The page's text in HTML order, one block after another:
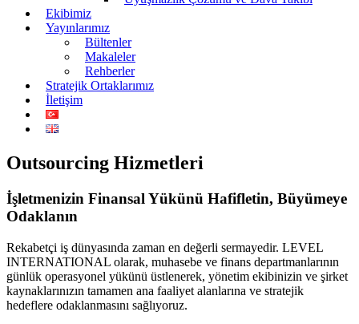
Ekibimiz
Yayınlarımız
Bültenler
Makaleler
Rehberler
Stratejik Ortaklarımız
İletişim
Outsourcing Hizmetleri
İşletmenizin Finansal Yükünü Hafifletin, Büyümeye
Odaklanın
Rekabetçi iş dünyasında zaman en değerli sermayedir. LEVEL
INTERNATIONAL olarak, muhasebe ve finans departmanlarının
günlük operasyonel yükünü üstlenerek, yönetim ekibinizin ve şirket
kaynaklarınızın tamamen ana faaliyet alanlarına ve stratejik
hedeflere odaklanmasını sağlıyoruz.